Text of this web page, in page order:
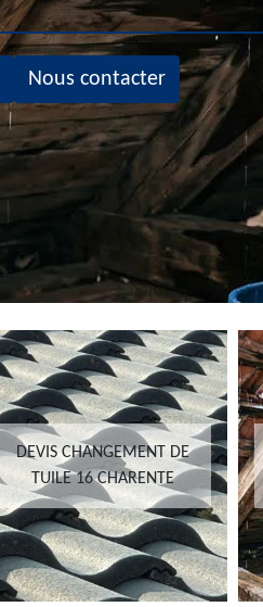
Nous contacter
DEVIS CHANGEMENT DE
TUILE 16 CHARENTE